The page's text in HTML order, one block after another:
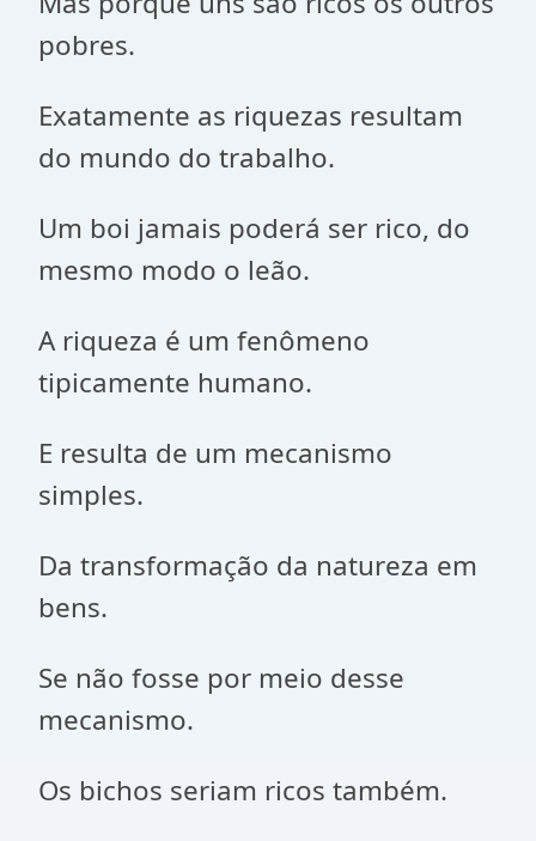
pobres.
Exatamente as riquezas resultam
do mundo do trabalho.
Um boi jamais poderá ser rico, do
mesmo modo o leão.
A riqueza é um fenômeno
tipicamente humano.
E resulta de um mecanismo
simples.
Da transformação da natureza em
bens.
Se não fosse por meio desse
mecanismo.
Os bichos seriam ricos também.